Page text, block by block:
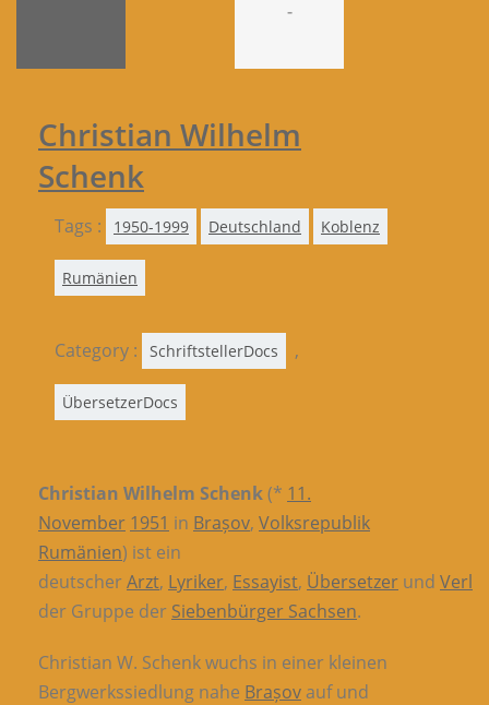
-
Christian Wilhelm
Schenk
Tags : 1950-1999 Deutschland Koblenz
Rumänien
Category : SchriftstellerDocs ,
ÜbersetzerDocs
Christian Wilhelm Schenk(* 11.
November 1951 in Brașov, Volksrepublik
Rumänien) ist ein
deutscherArzt, Lyriker, Essayist, Übersetzer und
der Gruppe der Siebenbürger Sachsen.
Christian W. Schenk wuchs in einer kleinen
Bergwerkssiedlung nahe Brașovauf und